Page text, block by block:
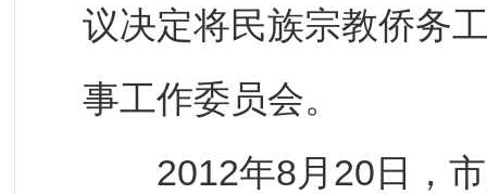
议决定将民族宗教侨务
事工作委员会。
2012年8月20日，市